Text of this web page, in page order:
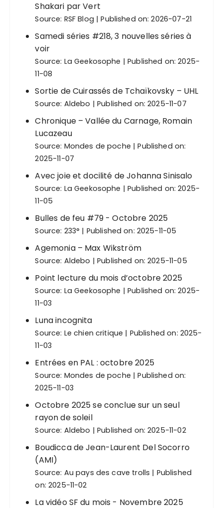
Shakari par Vert
Source: RSF Blog Published on: 2026-07-21
Samedi séries #218, 3 nouvelles séries à
voir
Source: La Geekosophe
Published on: 2025-
11-08
Sortie de Cuirassés de Tchaïkovsky – UHL
Source: Aldebo Published on: 2025-11-07
Chronique – Vallée du Carnage, Romain
Lucazeau
Source: Mondes de poche
Published on:
2025-11-07
Avec joie et docilité de Johanna Sinisalo
Source: La Geekosophe
Published on: 2025-
11-05
Bulles de feu #79 - Octobre 2025
Source: 233° Published on: 2025-11-05
Agemonia – Max Wikström
Source: Aldebo Published on: 2025-11-05
Point lecture du mois d’octobre 2025
Source: La Geekosophe
Published on: 2025-
11-03
Luna incognita
Source: Le chien critique
Published on: 2025-
11-03
Entrées en PAL : octobre 2025
Source: Mondes de poche
Published on:
2025-11-03
Octobre 2025 se conclue sur un seul
rayon de soleil
Source: Aldebo Published on: 2025-11-02
Boudicca de Jean-Laurent Del Socorro
(AMI)
Source: Au pays des cave trolls
Published
on: 2025-11-02
La vidéo SF du mois - Novembre 2025